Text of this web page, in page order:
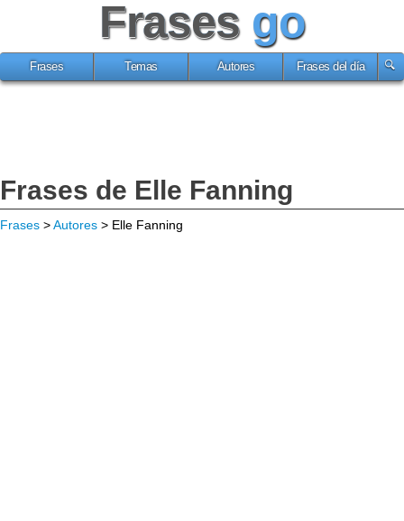
Frases go
Frases Temas Autores Frases del día
Frases de Elle Fanning
Frases >Autores > Elle Fanning